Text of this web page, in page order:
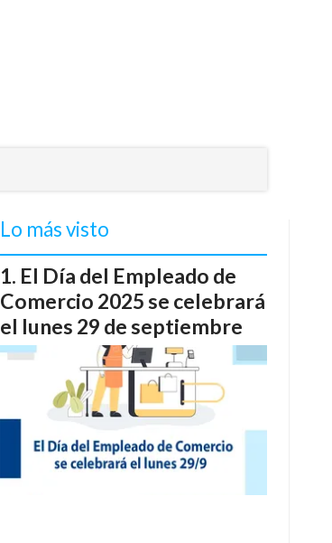
Lo más visto
El Día del Empleado de
Comercio 2025 se celebrará
el lunes 29 de septiembre